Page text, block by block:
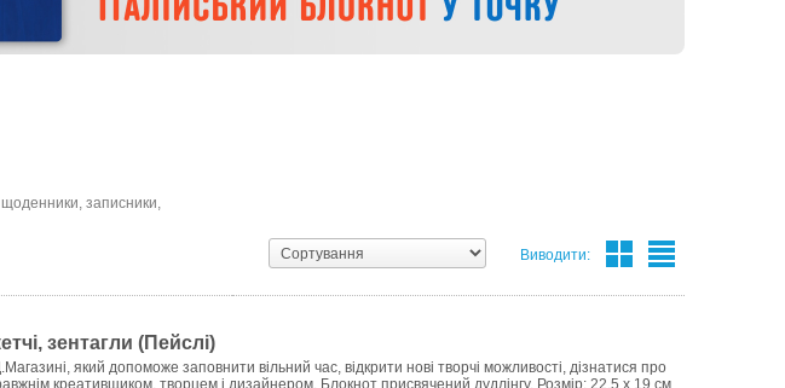
щоденники, записники,
Виводити:
зентагли (Пейслі)
який допоможе заповнити вільний час, відкрити нові творчі можливості, дізнатися про
креативщиком, творцем і дизайнером. Блокнот присвячений дудлінгу. Розмір: 22,5 х 19 см